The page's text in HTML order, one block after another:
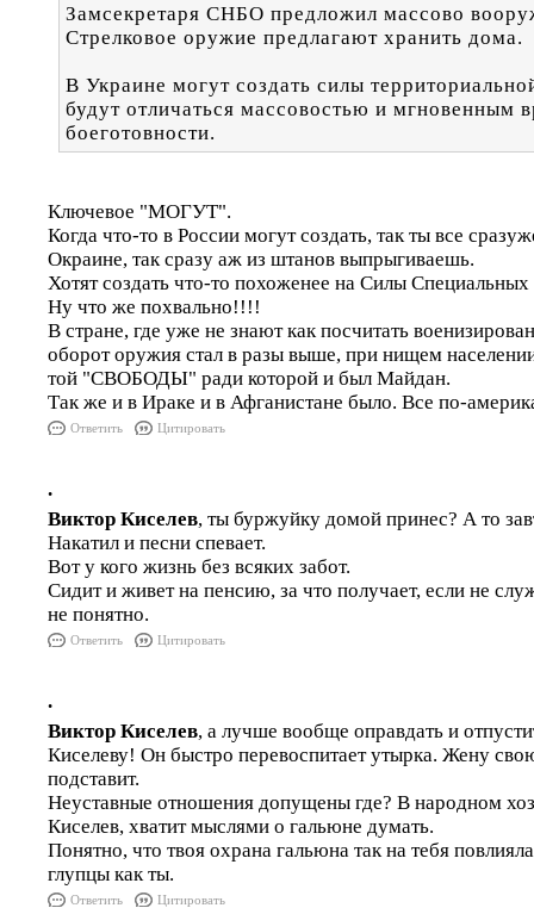
Замсекретаря СНБО предложил массово
Стрелковое оружие предлагают хранить дома.
В Украине могут создать силы
будут отличаться массовостью и мгновенным
боеготовности.
Ключевое "МОГУТ".
Когда что-то в России могут создать, так ты все
Окраине, так сразу аж из штанов выпрыгиваешь.
Хотят создать что-то похоженее на Силы
Ну что же похвально!!!!
В стране, где уже не знают как посчитать
оборот оружия стал в разы выше, при нищем населении,
той "СВОБОДЫ" ради которой и был Майдан.
Так же и в Ираке и в Афганистане было. Все по-
Ответить Цитировать
.
Виктор Киселев, ты буржуйку домой принес? А то
Накатил и песни спевает.
Вот у кого жизнь без всяких забот.
Сидит и живет на пенсию, за что получает, если не
не понятно.
Ответить Цитировать
.
Виктор Киселев, а лучше вообще оправдать и
Киселеву! Он быстро перевоспитает утырка. Жену
подставит.
Неуставные отношения допущены где? В народном
Киселев, хватит мыслями о гальюне думать.
Понятно, что твоя охрана гальюна так на тебя
глупцы как ты.
Ответить Цитировать